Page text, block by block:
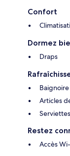
Confort
Dormez
Draps
Articles
Serviettes
Restez
Accès